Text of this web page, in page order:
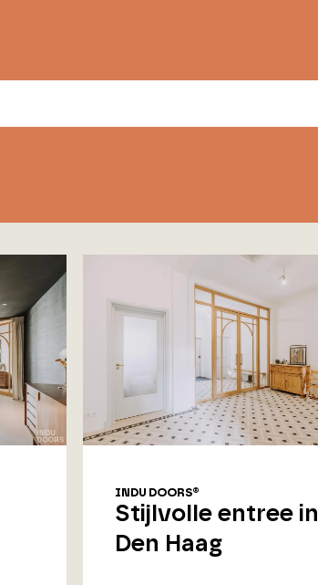
INDU DOORS®
Stijlvolle entree in
Den Haag